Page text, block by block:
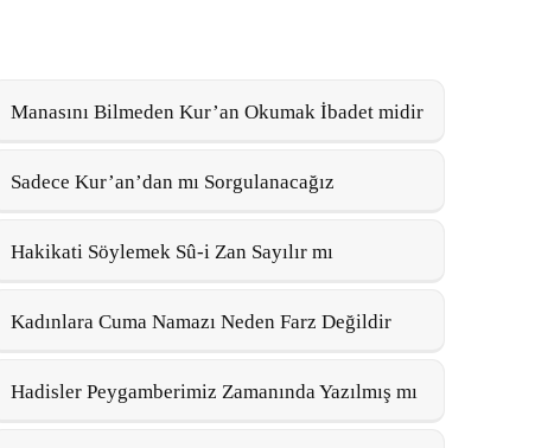
Manasını Bilmeden Kur’an Okumak İbadet midir
Sadece Kur’an’dan mı Sorgulanacağız
Hakikati Söylemek Sû-i Zan Sayılır mı
Kadınlara Cuma Namazı Neden Farz Değildir
Hadisler Peygamberimiz Zamanında Yazılmış mı